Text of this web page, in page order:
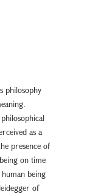
philosophy
as a
presence of
on time
being
of